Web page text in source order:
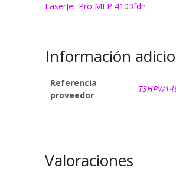
LaserJet Pro MFP 4103fdn
Información
Referencia
proveedor
Valoraciones